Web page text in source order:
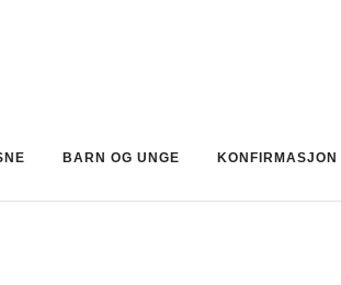
BARN OG UNGE KONFIRMASJON